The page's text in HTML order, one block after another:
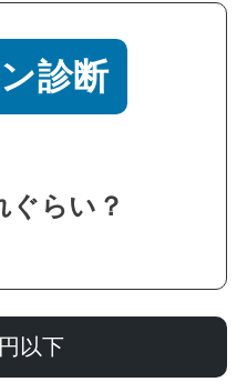
診断
ぐらい？
以下